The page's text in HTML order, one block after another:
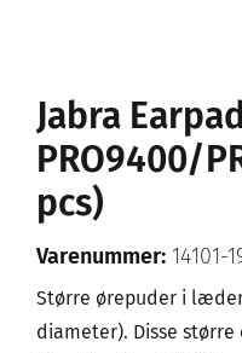
Jabra
PRO9400/
pcs)
Varenummer: 14101-
Større ørepuder i læder
diameter). Disse